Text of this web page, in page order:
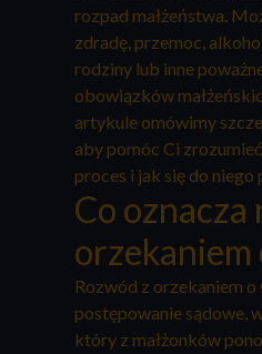
rozpad małżeństwa.
zdradę, przemoc,
rodziny lub inne
obowiązków
artykule omówimy
aby pomóc Ci
proces i jak się do
Co oznacza
orzekaniem
Rozwód z orzekaniem o
postępowanie sądowe,
który z małżonków